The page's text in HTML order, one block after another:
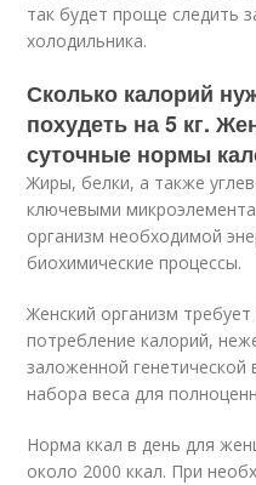
так будет проще следить
холодильника.
Сколько калорий
похудеть на 5 кг.
суточные нормы
Жиры, белки, а также
ключевыми
организм необходимой
биохимические процессы.
Женский организм
потребление калорий,
заложенной
набора веса для
Норма ккал в день для
около 2000 ккал. При